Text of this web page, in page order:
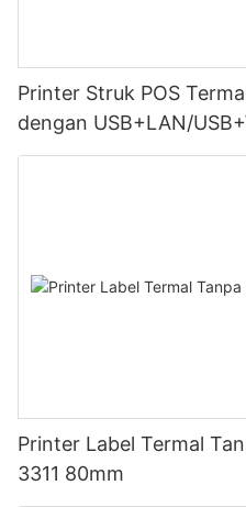
Printer Struk POS
dengan USB+LAN/
Hitam
Printer Label Termal
3311 80mm